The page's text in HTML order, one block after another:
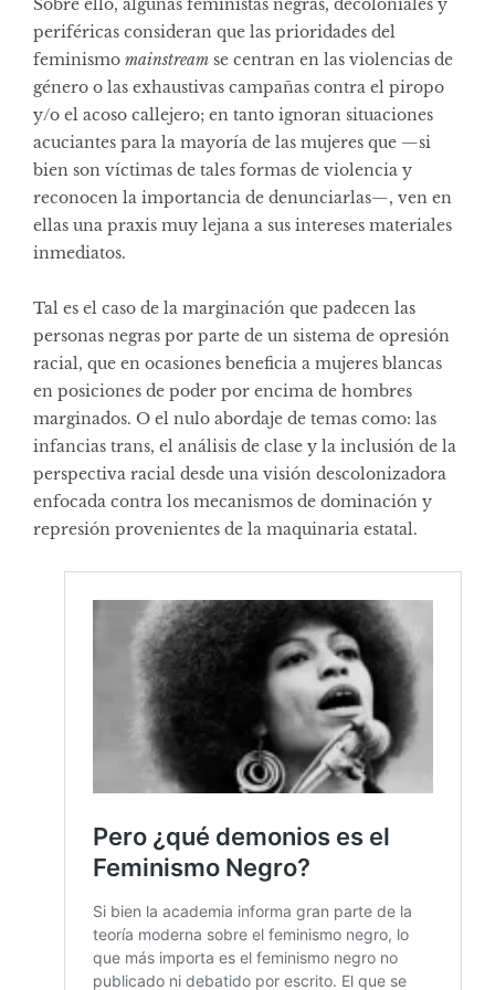
periféricas consideran que las prioridades del
feminismo mainstream se centran en las violencias de
género o las exhaustivas campañas contra el piropo
y/o el acoso callejero; en tanto ignoran situaciones
acuciantes para la mayoría de las mujeres que —si
bien son víctimas de tales formas de violencia y
reconocen la importancia de denunciarlas—, ven en
ellas una praxis muy lejana a sus intereses materiales
inmediatos.
Tal es el caso de la marginación que padecen las
personas negras por parte de un sistema de opresión
racial, que en ocasiones beneficia a mujeres blancas
en posiciones de poder por encima de hombres
marginados. O el nulo abordaje de temas como: las
infancias trans, el análisis de clase y la inclusión de la
perspectiva racial desde una visión descolonizadora
enfocada contra los mecanismos de dominación y
represión provenientes de la maquinaria estatal.